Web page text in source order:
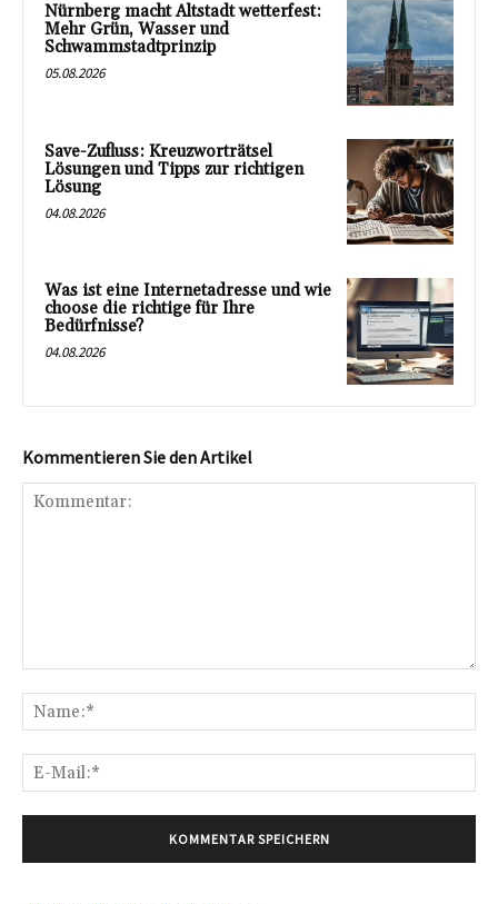
Nürnberg macht Altstadt wetterfest:
Mehr Grün, Wasser und
Schwammstadtprinzip
05.08.2026
Save-Zufluss: Kreuzworträtsel
Lösungen und Tipps zur richtigen
Lösung
04.08.2026
Was ist eine Internetadresse und wie
choose die richtige für Ihre
Bedürfnisse?
04.08.2026
Kommentieren Sie den Artikel